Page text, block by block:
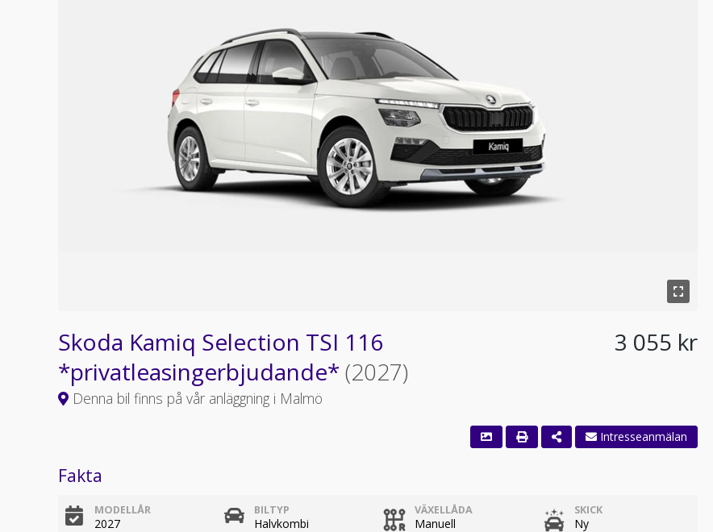
Skoda Kamiq Selection TSI 116
*privatleasingerbjudande* (2027)
Denna bil finns på vår anläggning i Malmö
3 055 kr
Intresseanmälan
Fakta
MODELLÅR
2027
BILTYP
Halvkombi
VÄXELLÅDA
Manuell
SKICK
Ny